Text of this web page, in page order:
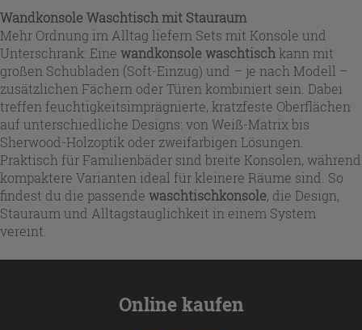
Wandkonsole Waschtisch mit Stauraum
Mehr Ordnung im Alltag liefern Sets mit Konsole und
Unterschrank: Eine wandkonsole waschtischkann mit
großen Schubladen (Soft-Einzug) und – je nach Modell –
zusätzlichen Fächern oder Türen kombiniert sein. Dabei
treffen feuchtigkeitsimprägnierte, kratzfeste Oberflächen
auf unterschiedliche Designs: von Weiß-Matrix bis
Sherwood-Holzoptik oder zweifarbigen Lösungen.
Praktisch für Familienbäder sind breite Konsolen, während
kompaktere Varianten ideal für kleinere Räume sind. So
findest du die passende waschtischkonsole, die Design,
Stauraum und Alltagstauglichkeit in einem System
vereint.
Online kaufen